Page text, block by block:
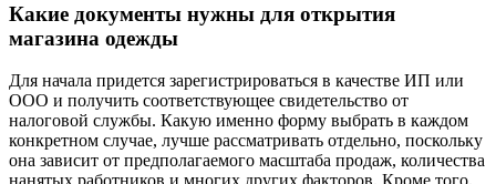
Какие документы нужны для открытия
магазина одежды
Для начала придется зарегистрироваться в качестве ИП или
ООО и получить соответствующее свидетельство от
налоговой службы. Какую именно форму выбрать в каждом
конкретном случае, лучше рассматривать отдельно, поскольку
она зависит от предполагаемого масштаба продаж, количества